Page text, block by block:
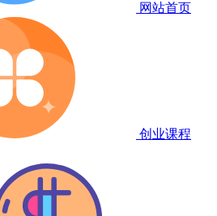
网站首页
创业课程